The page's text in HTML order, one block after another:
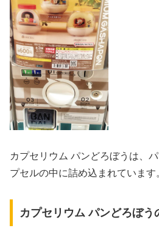
カプセリウム パンどろぼうは、
プセルの中に詰め込まれています
カプセリウム パンどろぼう